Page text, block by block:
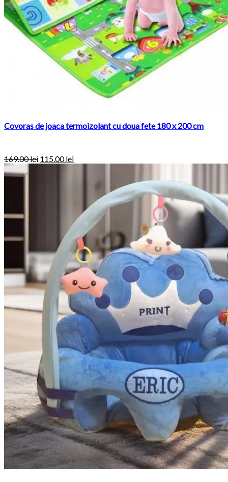
Covoras de joaca termoizolant cu doua fete 180 x 200 cm
169.00lei 115.00lei